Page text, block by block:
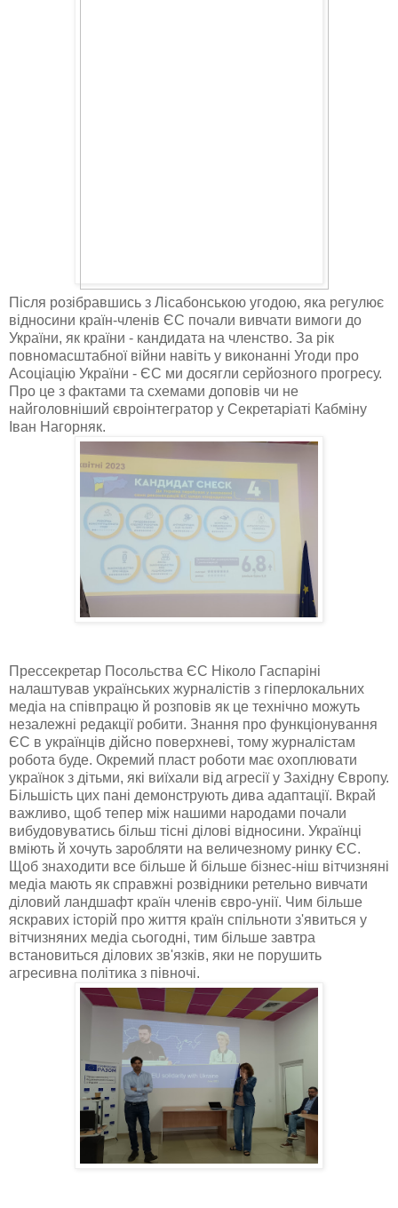
Після розібравшись з Лісабонською угодою, яка регулює
відносини країн-членів ЄС почали вивчати вимоги до
України, як країни - кандидата на членство. За рік
повномасштабної війни навіть у виконанні Угоди про
Асоціацію України - ЄС ми досягли серйозного прогресу.
Про це з фактами та схемами доповів чи не
найголовніший євроінтегратор у Секретаріаті Кабміну
Іван Нагорняк.
Прессекретар Посольства ЄС Ніколо Гаспаріні
налаштував українських журналістів з гіперлокальних
медіа на співпрацю й розповів як це технічно можуть
незалежні редакції робити. Знання про функціонування
ЄС в українців дійсно поверхневі, тому журналістам
робота буде. Окремий пласт роботи має охоплювати
українок з дітьми, які виїхали від агресії у Західну Європу.
Більшість цих пані демонструють дива адаптації. Вкрай
важливо, щоб тепер між нашими народами почали
вибудовуватись більш тісні ділові відносини. Українці
вміють й хочуть заробляти на величезному ринку ЄС.
Щоб знаходити все більше й більше бізнес-ніш вітчизняні
медіа мають як справжні розвідники ретельно вивчати
діловий ландшафт країн членів євро-унії. Чим більше
яскравих історій про життя країн спільноти з'явиться у
вітчизняних медіа сьогодні, тим більше завтра
встановиться ділових зв'язків, яки не порушить
агресивна політика з півночі.